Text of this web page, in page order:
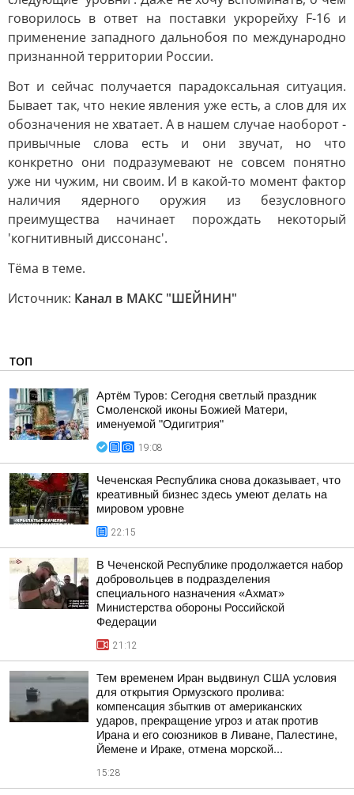
говорилось в ответ на поставки укрорейху F-16 и
применение западного дальнобоя по международно
признанной территории России.
Вот и сейчас получается парадоксальная ситуация.
Бывает так, что некие явления уже есть, а слов для их
обозначения не хватает. А в нашем случае наоборот -
привычные слова есть и они звучат, но что
конкретно они подразумевают не совсем понятно
уже ни чужим, ни своим. И в какой-то момент фактор
наличия ядерного оружия из безусловного
преимущества начинает порождать некоторый
'когнитивный диссонанс'.
Тёма в теме.
Источник: Канал в МАКС "ШЕЙНИН"
ТОП
Артём Туров: Сегодня светлый праздник
Смоленской иконы Божией Матери,
именуемой "Одигитрия"
19:08
Чеченская Республика снова доказывает, что
креативный бизнес здесь умеют делать на
мировом уровне
22:15
В Чеченской Республике продолжается набор
добровольцев в подразделения
специального назначения «Ахмат»
Министерства обороны Российской
Федерации
21:12
Тем временем Иран выдвинул США условия
для открытия Ормузского пролива:
компенсация збыткив от американских
ударов, прекращение угроз и атак против
Ирана и его союзников в Ливане, Палестине,
Йемене и Ираке, отмена морской...
15:28